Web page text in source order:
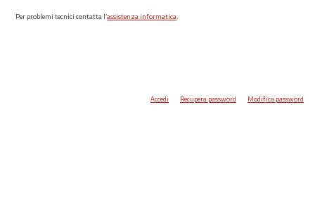
Per problemi tecnici contatta l’assistenza informatica.
Accedi Recupera password Modifica password